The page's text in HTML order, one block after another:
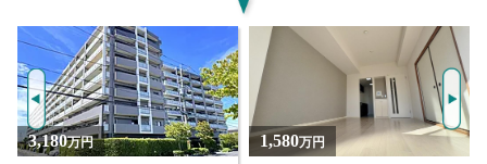
NEW!
NEW!
1,580万円 1,280万円